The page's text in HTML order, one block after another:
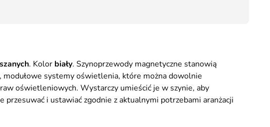
. Kolor biały. Szynoprzewody magnetyczne stanowią
systemy oświetlenia, które można dowolnie
oświetleniowych. Wystarczy umieścić je w szynie, aby
przesuwać i ustawiać zgodnie z aktualnymi potrzebami aranżacji